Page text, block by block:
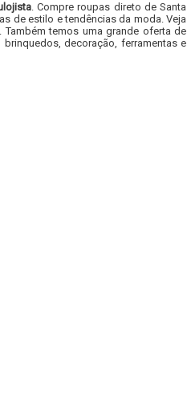
. Compre roupas direto de Santa
de estilo e tendências da moda. Veja
temos uma grande oferta de
decoração, ferramentas e